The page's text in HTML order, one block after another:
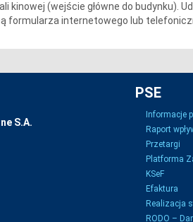
kinowej (wejście główne do budynku).
formularza internetowego lub
S.A.
PSE
Informacje
Raport
Przetargi
Platforma
KSeF
Efaktura
Realizacja
RODO –